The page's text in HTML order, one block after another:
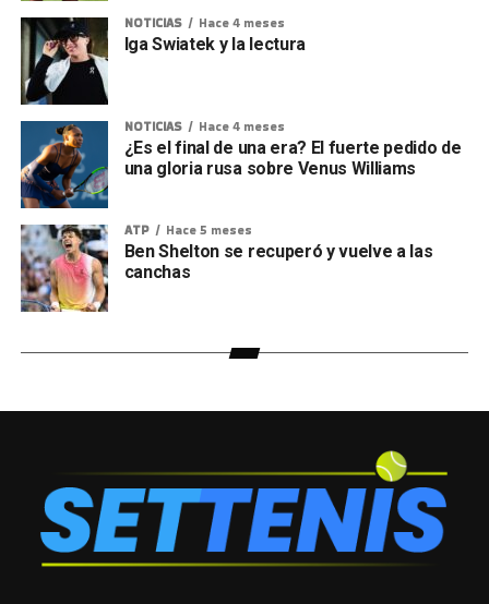
NOTICIAS Hace 4 meses
Iga Swiatek y la lectura
NOTICIAS Hace 4 meses
¿Es el final de una era? El fuerte pedido de
una gloria rusa sobre Venus Williams
ATP Hace 5 meses
Ben Shelton se recuperó y vuelve a las
canchas